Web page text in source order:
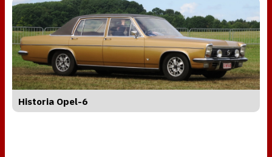
Historia Opel-6